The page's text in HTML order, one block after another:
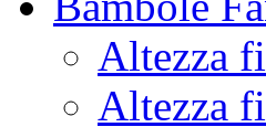
Altezza
Altezza